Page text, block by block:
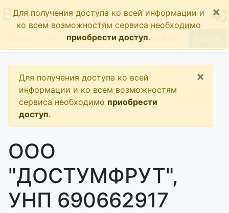
BizInspect
Для получения доступа ко всей информации и
ко всем возможностям сервиса необходимо
приобрести доступ.
×
Для получения доступа ко всей
информации и ко всем возможностям
сервиса необходимо приобрести
доступ.
×
ООО
"ДОСТУМФРУТ",
УНП 690662917